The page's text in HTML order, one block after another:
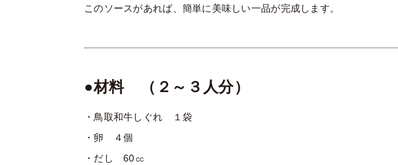
このソースがあれば、簡単に美味しい一品が完成します。
●材料 （２～３人分）
・鳥取和牛しぐれ １袋
・卵 ４個
・だし 60㏄